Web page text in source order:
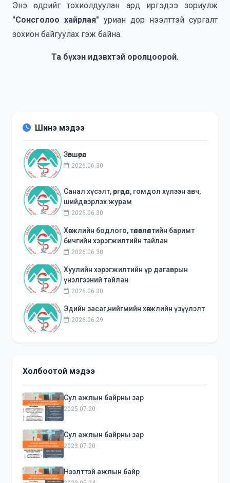
Энэ өдрийг тохиолдуулан ард иргэдээ зориулж
"Сонсголоо хайрлая" уриан дор нээлттэй сургалт
зохион байгуулах гэж байна.
Та бүхэн идэвхтэй оролцоорой.
Шинэ мэдээ
Зөвшөөрөл
2026.06.30
Санал хүсэлт, өргөдөл, гомдол хүлээн авч,
шийдвэрлэх журам
2026.06.30
Хөгжлийн бодлого, төлөвлөлтийн баримт
бичгийн хэрэгжилтийн тайлан
2026.06.30
Хуулийн хэрэгжилтийн үр дагаврын
үнэлгээний тайлан
2026.06.30
Эдийн засаг,нийгмийн хөгжлийн үзүүлэлт
2026.06.29
Холбоотой мэдээ
Сул ажлын байрны зар
2025.07.20
Сул ажлын байрны зар
2023.07.20
Нээлттэй ажлын байр